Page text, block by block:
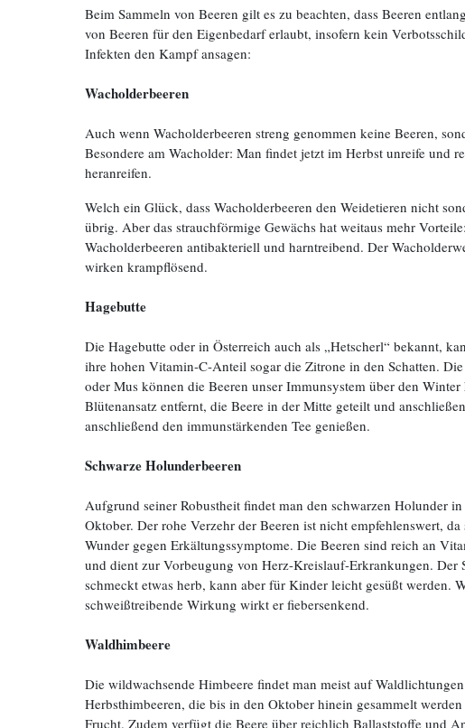
Beim Sammeln von Beeren gilt es zu beachten, dass Beeren
von Beeren für den Eigenbedarf erlaubt, insofern kein
Infekten den Kampf ansagen:
Wacholderbeeren
Auch wenn Wacholderbeeren streng genommen keine Beeren,
Besondere am Wacholder: Man findet jetzt im Herbst unreife und
heranreifen.
Welch ein Glück, dass Wacholderbeeren den Weidetieren nicht
übrig. Aber das strauchförmige Gewächs hat weitaus mehr
Wacholderbeeren antibakteriell und harntreibend. Der
wirken krampflösend.
Hagebutte
Die Hagebutte oder in Österreich auch als „Hetscherl“ bekannt,
ihre hohen Vitamin-C-Anteil sogar die Zitrone in den Schatten.
oder Mus können die Beeren unser Immunsystem über den
Blütenansatz entfernt, die Beere in der Mitte geteilt und
anschließend den immunstärkenden Tee genießen.
Schwarze Holunderbeeren
Aufgrund seiner Robustheit findet man den schwarzen Holunder
Oktober. Der rohe Verzehr der Beeren ist nicht empfehlenswert,
Wunder gegen Erkältungssymptome. Die Beeren sind reich an
und dient zur Vorbeugung von Herz-Kreislauf-Erkrankungen. Der
schmeckt etwas herb, kann aber für Kinder leicht gesüßt werden.
schweißtreibende Wirkung wirkt er fiebersenkend.
Waldhimbeere
Die wildwachsende Himbeere findet man meist auf
Herbsthimbeeren, die bis in den Oktober hinein gesammelt
Frucht. Zudem verfügt die Beere über reichlich Ballaststoffe und